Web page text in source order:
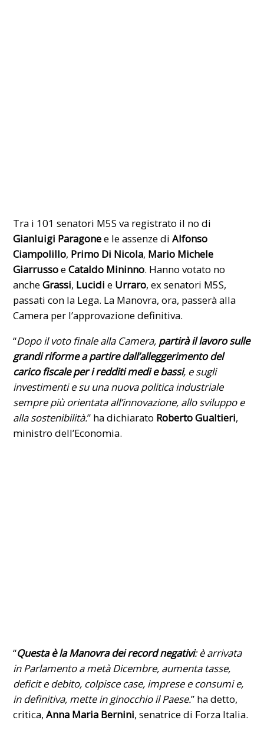
Tra i 101 senatori M5S va registrato il no di
Gianluigi Paragonee le assenze diAlfonso
Ciampolillo, Primo Di Nicola, Mario Michele
GiarrussoeCataldo Mininno. Hanno votato no
ancheGrassi, Lucidi e Urraro, ex senatori M5S,
passati con la Lega. La Manovra, ora, passerà alla
Camera per l’approvazione definitiva.
“Dopo il voto finale alla Camera, partirà il lavoro sulle
grandi riforme a partire dall’alleggerimento del
carico fiscale per i redditi medi e bassi, e sugli
investimenti e su una nuova politica industriale
sempre più orientata all’innovazione, allo sviluppo e
alla sostenibilità.” ha dichiarato Roberto Gualtieri,
ministro dell’Economia.
“Questa è la Manovra dei record negativi: è arrivata
in Parlamento a metà Dicembre, aumenta tasse,
deficit e debito, colpisce case, imprese e consumi e,
in definitiva, mette in ginocchio il Paese.” ha detto,
critica,Anna Maria Bernini, senatrice di Forza Italia.